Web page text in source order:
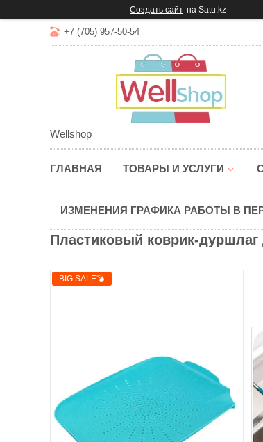
Создать сайт на Satu.kz
+7 (705) 957-50-54
Wellshop
ГЛАВНАЯ ТОВАРЫ И УСЛУГИ
ИЗМЕНЕНИЯ ГРАФИКА РАБОТЫ В
Пластиковый коврик-
BIG SALE💣